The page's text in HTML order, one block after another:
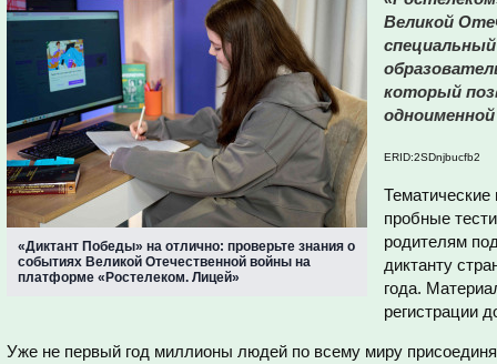
«Диктант Победы» на отлично: проверьте знания о
событиях Великой Отечественной войны на
платформе «Ростелеком. Лицей»
Великой
который
ERID:2SDnjbucfb2
Тематические
пробные
родителям
диктанту
года.
регистрации
Уже не первый год миллионы людей по всему миру